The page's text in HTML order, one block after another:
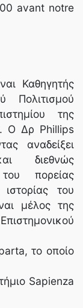
avant notre
Καθηγητής
Πολιτισμού
της
Ο Δρ Phillips
αναδείξει
διεθνώς
πορείας
του
μέλος της
το οποίο
Sapienza